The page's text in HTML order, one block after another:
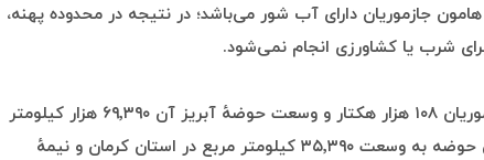
جازموریان دارای آب شور می‌باشد؛ در نتیجه در محدوده پهنه،
شرب یا کشاورزی انجام نمی‌شود.
مساحت آبگیر دریاچه جازموریان ۱۰۸ هزار هکتار و وسعت حوضهٔ آبریز آن ۶۹٬۳۹۰ هزار کیلومتر
مربع است. نیمهٔ غربی این حوضه به وسعت ۳۵٬۳۹۰ کیلومتر مربع در استان کرمان و نیمهٔ